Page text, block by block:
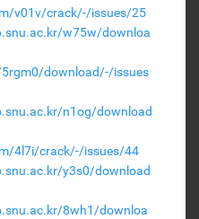
v01v/crack/-/issues/25
w75w/downloa
download/-/issues
n1og/download
4l7i/crack/-/issues/44
y3s0/download
8wh1/downloa